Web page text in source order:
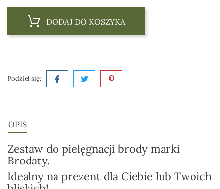
DODAJ DO KOSZYKA
Podziel się:
OPIS
Zestaw do pielęgnacji brody marki
Brodaty.
Idealny na prezent dla Ciebie lub Twoich